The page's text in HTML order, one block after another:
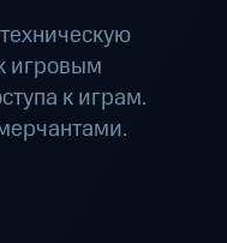
игровым
к играм.